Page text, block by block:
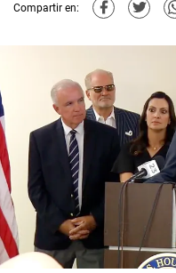
Compartir en: